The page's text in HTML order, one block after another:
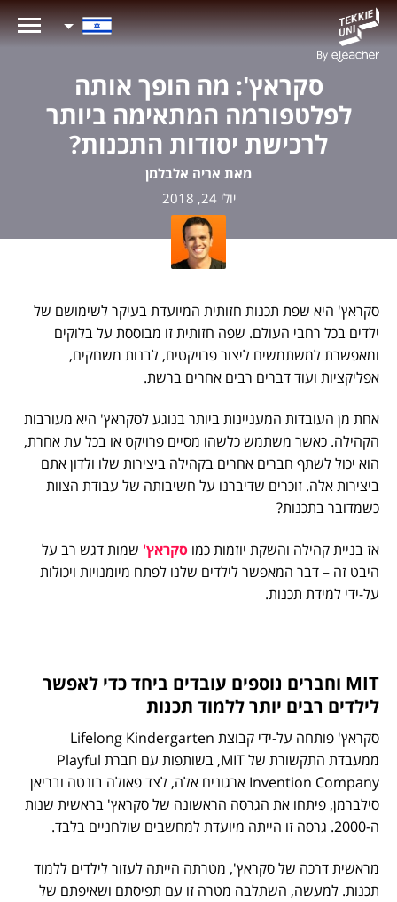
סקראץ': מה הופך אותה
לפלטפורמה המתאימה ביותר
לרכישת יסודות התכנות?
מאת אריה אלבלמן
יולי 24, 2018
סקראץ' היא שפת תכנות חזותית המיועדת בעיקר לשימושם של
ילדים בכל רחבי העולם. שפה חזותית זו מבוססת על בלוקים
ומאפשרת למשתמשים ליצור פרויקטים, לבנות משחקים,
אפליקציות ועוד דברים רבים אחרים ברשת.
אחת מן העובדות המעניינות ביותר בנוגע לסקראץ' היא מעורבות
הקהילה. כאשר משתמש כלשהו מסיים פרויקט או בכל עת אחרת,
הוא יכול לשתף חברים אחרים בקהילה ביצירות שלו ולדון אתם
ביצירות אלה. זוכרים שדיברנו על חשיבותה של עבודת הצוות
כשמדובר בתכנות?
אז בניית קהילה והשקת יוזמות כמו סקראץ' שמות דגש רב על
היבט זה – דבר המאפשר לילדים שלנו לפתח מיומנויות ויכולות
על-ידי למידת תכנות.
MIT וחברים נוספים עובדים ביחד כדי לאפשר
לילדים רבים יותר ללמוד תכנות
סקראץ' פותחה על-ידי קבוצת Lifelong Kindergarten
ממעבדת התקשורת של MIT, בשותפות עם חברת Playful
Invention Company ארגונים אלה, לצד פאולה בונטה ובריאן
סילברמן, פיתחו את הגרסה הראשונה של סקראץ' בראשית שנות
ה-2000. גרסה זו הייתה מיועדת למחשבים שולחניים בלבד.
מראשית דרכה של סקראץ', מטרתה הייתה לעזור לילדים ללמוד
תכנות. למעשה, השתלבה מטרה זו עם תפיסתם ושאיפתם של